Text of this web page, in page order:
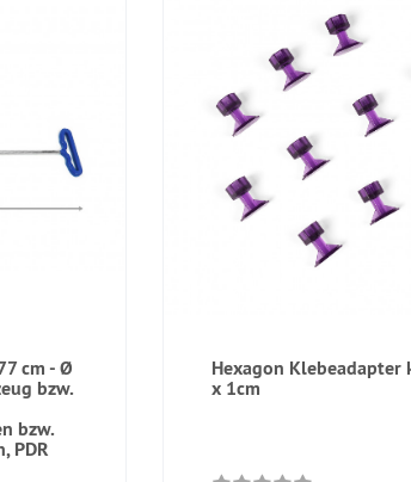
cm - Ø
bzw.
bzw.
PDR
Hexagon Klebeadapter
x 1cm